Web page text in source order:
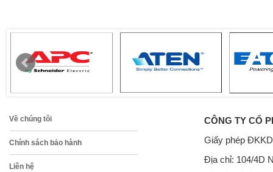
Về chúng tôi
Chính sách bảo hành
Liên hệ
CÔNG TY CỔ
Giấy phép
Địa chỉ: 104/4D